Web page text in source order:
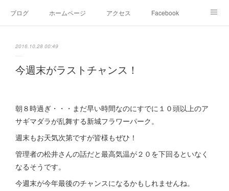
ブログ ホームページ アクセス Facebook
2016.10.28 00:49
今週末がラストチャンス！
朝８時過ぎ・・・まだ早い時間なのにすでに１０頭以上のア
サギマダラが乱舞する新城フラワーパーク。
週末もお天気次第ですが皆様もぜひ！
管理者の松井さんの話だと最高気温が２０を下回るといなく
なるそうです。
今週末が今年最後のチャンスになるかもしれませんね。